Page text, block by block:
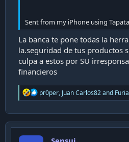
Sent from my iPhone using
La banca te pone todas la
la.seguridad de tus productos
culpa a estos por SU
financieros
R
e
c
t
pr0per, Juan Carlos82and